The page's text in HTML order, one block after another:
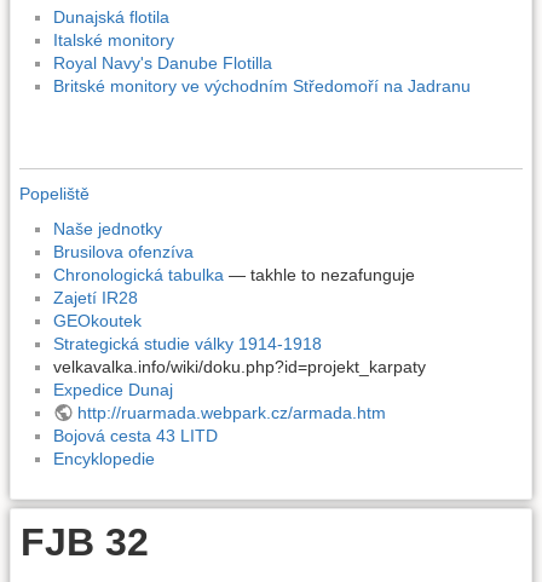
Dunajská flotila
Italské monitory
Royal Navy's Danube Flotilla
Britské monitory ve východním Středomoří na Jadranu
Popeliště
Naše jednotky
Brusilova ofenzíva
Chronologická tabulka — takhle to nezafunguje
Zajetí IR28
GEOkoutek
Strategická studie války 1914-1918
velkavalka.info/wiki/doku.php?id=projekt_karpaty
Expedice Dunaj
http://ruarmada.webpark.cz/armada.htm
Bojová cesta 43 LITD
Encyklopedie
FJB 32